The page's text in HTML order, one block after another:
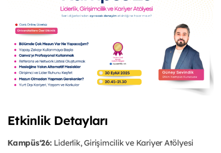
Etkinlik Detayları
Kampüs‘26:Liderlik, Girişimcilik ve Kariyer Atölyesi